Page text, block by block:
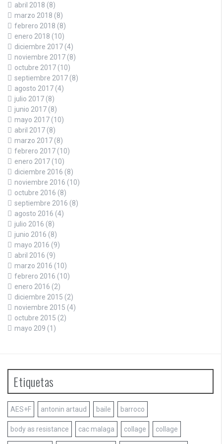
abril 2018 (8)
marzo 2018 (8)
febrero 2018 (8)
enero 2018 (10)
diciembre 2017 (4)
noviembre 2017 (8)
octubre 2017 (10)
septiembre 2017 (8)
agosto 2017 (4)
julio 2017 (8)
junio 2017 (8)
mayo 2017 (10)
abril 2017 (8)
marzo 2017 (8)
febrero 2017 (10)
enero 2017 (10)
diciembre 2016 (8)
noviembre 2016 (10)
octubre 2016 (8)
septiembre 2016 (8)
agosto 2016 (4)
julio 2016 (8)
junio 2016 (8)
mayo 2016 (9)
abril 2016 (9)
marzo 2016 (10)
febrero 2016 (10)
enero 2016 (2)
diciembre 2015 (2)
noviembre 2015 (4)
octubre 2015 (2)
mayo 209 (1)
Etiquetas
AES+F antonin artaud baile barroco
body as resistance cac malaga collage collage